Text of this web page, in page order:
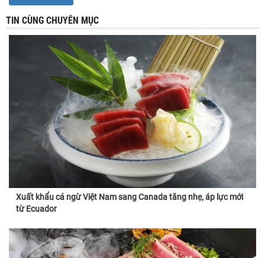
TIN CÙNG CHUYÊN MỤC
Xuất khẩu cá ngừ Việt Nam sang Canada tăng nhẹ, áp lực mới
từ Ecuador